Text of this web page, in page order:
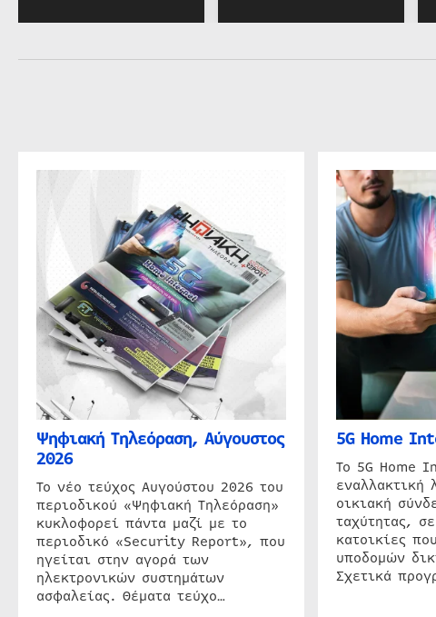
Ψηφιακή Τηλεόραση, Αύγουστος
2026
Το νέο τεύχος Αυγούστου 2026 του
περιοδικού «Ψηφιακή Τηλεόραση»
κυκλοφορεί πάντα μαζί με το
περιοδικό «Security Report», που
ηγείται στην αγορά των
ηλεκτρονικών συστημάτων
ασφαλείας. Θέματα τεύχο…
5G Home
Το 5G Home
εναλλακτική
οικιακή
ταχύτητας,
κατοικίες
υποδομών
Σχετικά